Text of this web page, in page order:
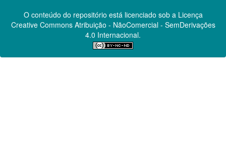
O conteúdo do repositório está licenciado sob a Licença
Creative CommonsAtribuição - NãoComercial - SemDerivações
4.0 Internacional.